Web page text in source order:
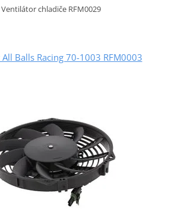
Ventilátor chladiče RFM0029
Balls Racing 70-1003 RFM0003